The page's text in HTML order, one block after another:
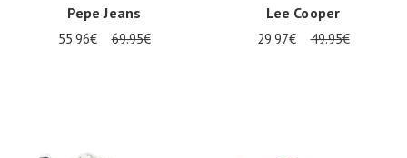
Pepe Jeans
55.96€ 69.95€
Lee Cooper
29.97€ 49.95€